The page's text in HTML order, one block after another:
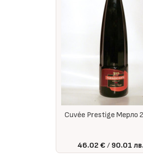
Cuvée Prestige Мерло
46.02 € 90.01 лв.